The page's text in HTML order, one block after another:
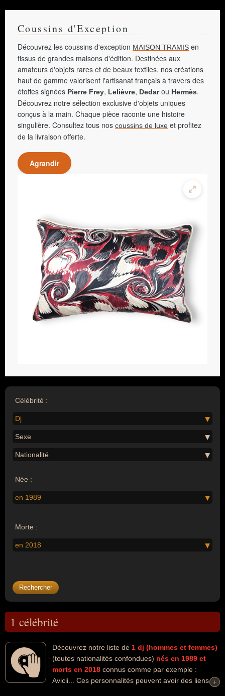
Coussins d'Exception
Découvrez les coussins d'exception MAISON TRAMIS en
tissus de grandes maisons d'édition. Destinées aux
amateurs d'objets rares et de beaux textiles, nos créations
haut de gamme valorisent l'artisanat français à travers des
étoffes signées Pierre Frey, Lelièvre, Dedarou Hermès.
Découvrez notre sélection exclusive d'objets uniques
conçus à la main. Chaque pièce raconte une histoire
singulière. Consultez tous nos coussins de luxe et profitez
de la livraison offerte.
Agrandir
Célébrité :
Dj
Sexe
Nationalité
Née :
en 1989
Morte :
en 2018
1 célébrité
Découvrez notre liste de 1 dj (hommes et femmes)
(toutes nationalités confondues) nés en 1989 et
morts en 2018 connus comme par exemple :
Avicii... Ces personnalités peuvent avoir des liens +
+